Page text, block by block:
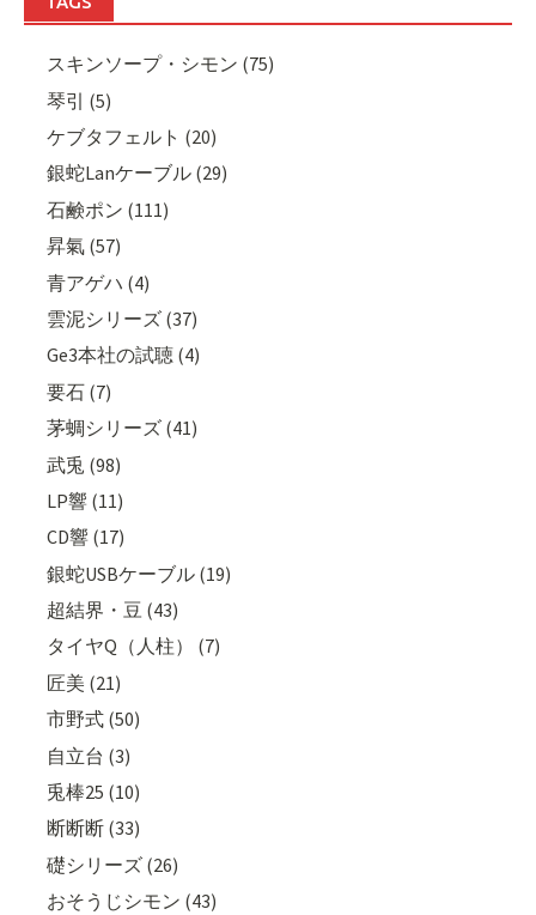
スキンソープ・シモン (75)
琴引 (5)
ケブタフェルト (20)
銀蛇Lanケーブル (29)
石鹸ポン (111)
昇氣 (57)
青アゲハ (4)
雲泥シリーズ (37)
Ge3本社の試聴 (4)
要石 (7)
茅蜩シリーズ (41)
武兎 (98)
LP響 (11)
CD響 (17)
銀蛇USBケーブル (19)
超結界・豆 (43)
タイヤQ（人柱） (7)
匠美 (21)
市野式 (50)
自立台 (3)
兎棒25 (10)
断断断 (33)
礎シリーズ (26)
おそうじシモン (43)